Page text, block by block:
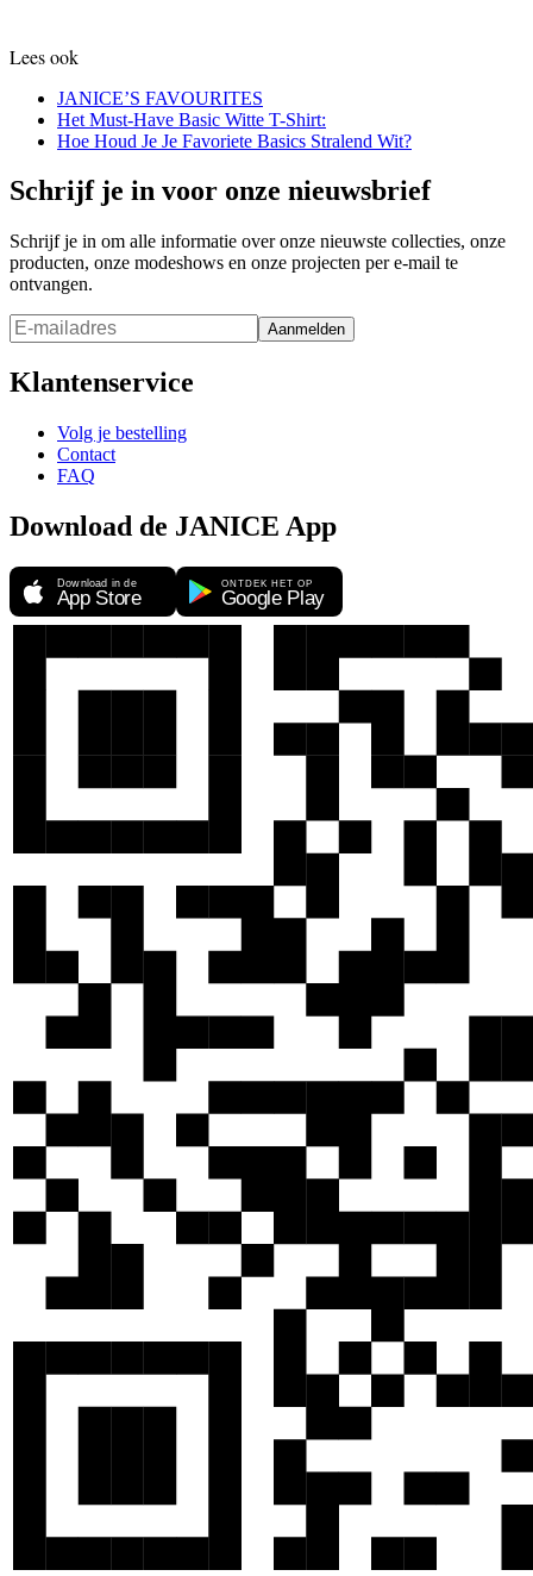
Lees ook
JANICE’S FAVOURITES
Het Must-Have Basic Witte T-Shirt:
Hoe Houd Je Je Favoriete Basics Stralend Wit?
Schrijf je in voor onze nieuwsbrief
Schrijf je in om alle informatie over onze nieuwste collecties, onze
producten, onze modeshows en onze projecten per e-mail te
ontvangen.
Aanmelden
Klantenservice
Volg je bestelling
Contact
FAQ
Download de JANICE App